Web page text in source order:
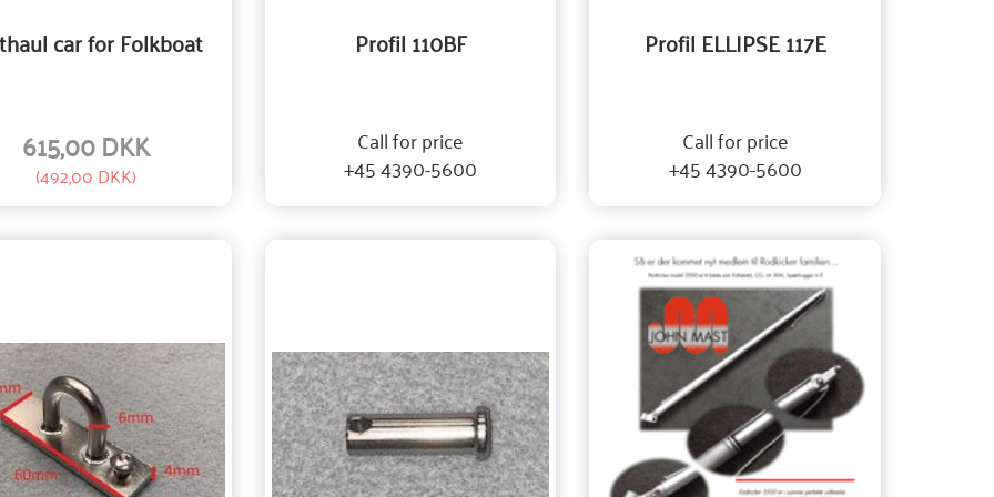
car for Folkboat
615,00 DKK
(492,00 DKK)
Profil 110BF
Call for price
+45 4390-5600
Profil ELLIPSE 117E
Call for price
+45 4390-5600